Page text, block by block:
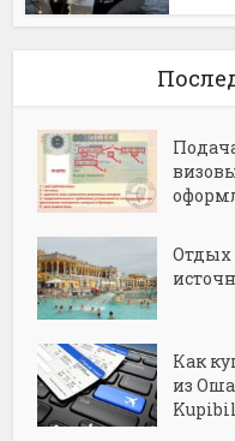
Отдых
Как
из